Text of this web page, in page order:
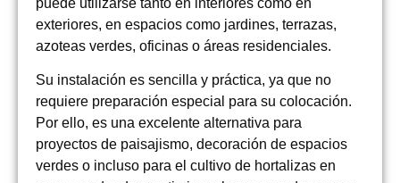
puede utilizarse tanto en interiores como en
exteriores, en espacios como jardines, terrazas,
azoteas verdes, oficinas o áreas residenciales.
Su instalación es sencilla y práctica, ya que no
requiere preparación especial para su colocación.
Por ello, es una excelente alternativa para
proyectos de paisajismo, decoración de espacios
verdes o incluso para el cultivo de hortalizas en